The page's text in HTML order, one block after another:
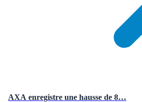
AXA enregistre une hausse de 8…